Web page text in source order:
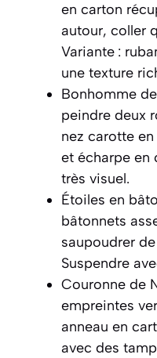
en carton
autour, coller
Variante :
une texture
Bonhomme
peindre deux
nez carotte
et écharpe en
très visuel.
Étoiles en
bâtonnets
saupoudrer
Suspendre
Couronne de
empreintes
anneau en
avec des